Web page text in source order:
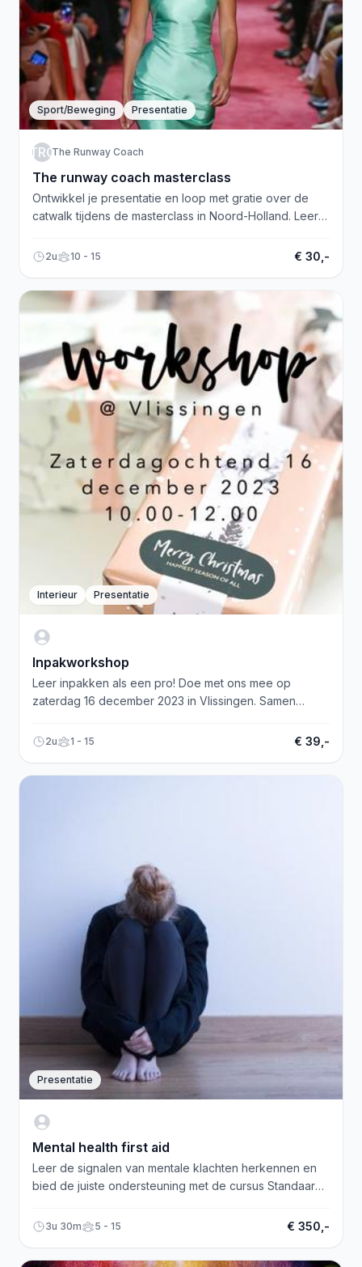
Sport/Beweging Presentatie
TRCThe Runway Coach
The runway coach masterclass
Ontwikkel je presentatie en loop met gratie over de
catwalk tijdens de masterclass in Noord-Holland. Leer
2u 10 - 15 € 30,-
Interieur Presentatie
Inpakworkshop
Leer inpakken als een pro! Doe met ons mee op
zaterdag 16 december 2023 in Vlissingen. Samen
2u 1 - 15 € 39,-
Presentatie
Mental health first aid
Leer de signalen van mentale klachten herkennen en
bied de juiste ondersteuning met de cursus Standaard
3u 30m 5 - 15 € 350,-